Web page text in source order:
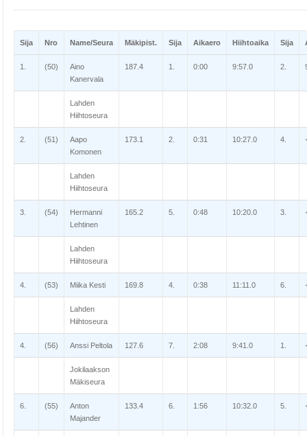
Sija Nro Name/Seura Mäkipist. Sija Aikaero Hiihtoaika Sija
1. (50)
Aino
Kanervala
187.4 1. 0:00 9:57.0 2.
Lahden
Hiihtoseura
2. (51)
Aapo
Komonen
173.1 2. 0:31 10:27.0 4.
Lahden
Hiihtoseura
3. (54)
Hermanni
Lehtinen
165.2 5. 0:48 10:20.0 3.
Lahden
Hiihtoseura
4. (53) Miika Kesti 169.8 4. 0:38 11:11.0 6.
Lahden
Hiihtoseura
4. (56) Anssi Peltola 127.6 7. 2:08 9:41.0 1.
Jokilaakson
Mäkiseura
6. (55)
Anton
Majander
133.4 6. 1:56 10:32.0 5.